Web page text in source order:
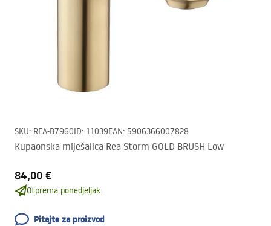
SKU: REA-B7960ID: 11039EAN: 5906366007828
Kupaonska miješalica Rea Storm GOLD BRUSH Low
84,00 €
Otprema ponedjeljak.
Pitajte za proizvod